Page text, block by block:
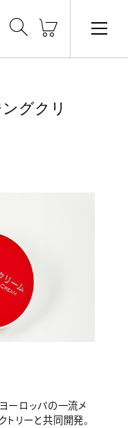
グクリ
ーロッパの一流メ
リーと共同開発。